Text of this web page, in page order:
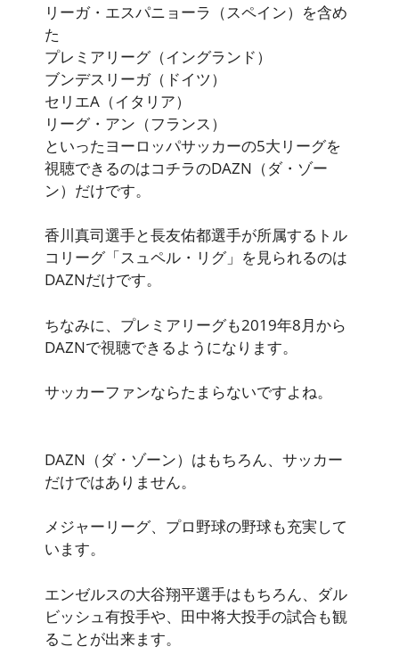
リーガ・エスパニョーラ（スペイン）を含め
た
プレミアリーグ（イングランド）
ブンデスリーガ（ドイツ）
セリエA（イタリア）
リーグ・アン（フランス）
といったヨーロッパサッカーの5大リーグを
視聴できるのはコチラのDAZN（ダ・ゾー
ン）だけです。
香川真司選手と長友佑都選手が所属するトル
コリーグ「スュペル・リグ」を見られるのは
DAZNだけです。
ちなみに、プレミアリーグも2019年8月から
DAZNで視聴できるようになります。
サッカーファンならたまらないですよね。
DAZN（ダ・ゾーン）はもちろん、サッカー
だけではありません。
メジャーリーグ、プロ野球の野球も充実して
います。
エンゼルスの大谷翔平選手はもちろん、ダル
ビッシュ有投手や、田中将大投手の試合も観
ることが出来ます。